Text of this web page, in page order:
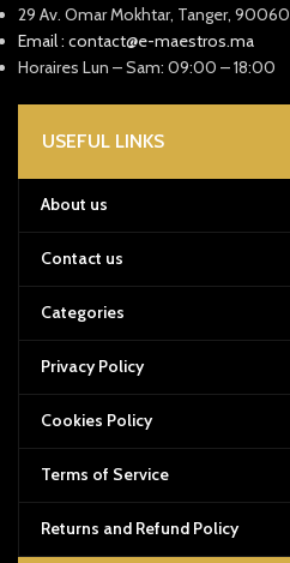
29 Av. Omar Mokhtar, Tanger, 90060
Email : contact@e-maestros.ma
Horaires Lun – Sam: 09:00 – 18:00
USEFUL LINKS
About us
Contact us
Categories
Privacy Policy
Cookies Policy
Terms of Service
Returns and Refund Policy